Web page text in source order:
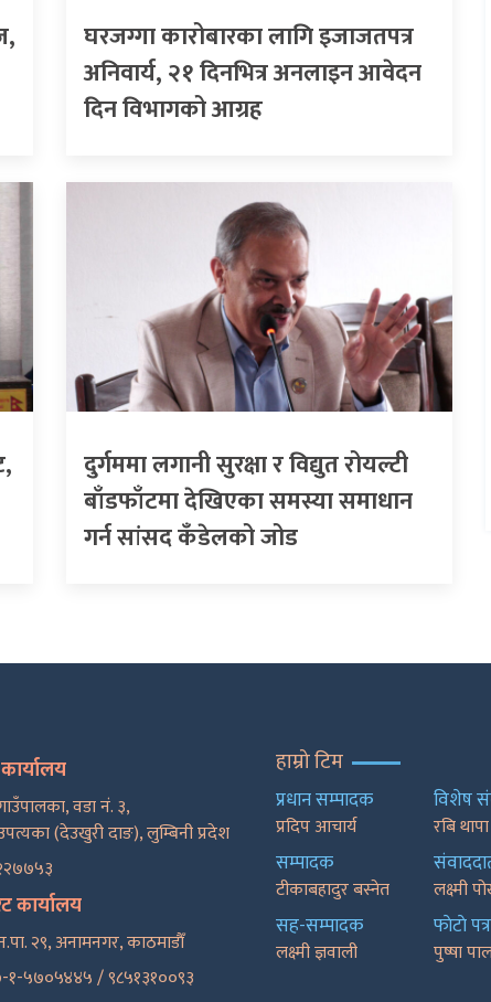
घरजग्गा कारोबारका लागि इजाजतपत्र
अनिवार्य, २१ दिनभित्र अनलाइन आवेदन
दिन विभागको आग्रह
दुर्गममा लगानी सुरक्षा र विद्युत रोयल्टी
बाँडफाँटमा देखिएका समस्या समाधान
गर्न सांसद कँडेलको जोड
वडा नं. ३,
(देउखुरी दाङ), लुम्बिनी प्रदेश
कार्यालय
२९, अनामनगर, काठमाडाैँ
५७०५४४५ / ९८५१३१००९३
हाम्रो टिम
प्रधान सम्पादक
प्रदिप आचार्य
सम्पादक
टीकाबहादुर बस्नेत
सह-सम्पादक
लक्ष्मी ज्ञवाली
विशेष
रबि थापा
लक्ष्मी
फाेटाे
पुष्षा